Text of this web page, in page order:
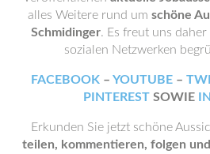
alles Weitere rund um schöne
Schmidinger. Es freut uns
sozialen Netzwerken
FACEBOOK– YOUTUBE–
PINTERESTSOWIE
Erkunden Sie jetzt schöne
teilen, kommentieren, folgen